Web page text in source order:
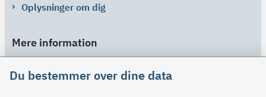
Oplysninger om dig
Mere information
Du bestemmer over dine data